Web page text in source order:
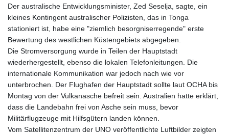
Der australische Entwicklungsminister, Zed Seselja, sagte, ein
kleines Kontingent australischer Polizisten, das in Tonga
stationiert ist, habe eine "ziemlich besorgniserregende" erste
Bewertung des westlichen Küstengebiets abgegeben.
Die Stromversorgung wurde in Teilen der Hauptstadt
wiederhergestellt, ebenso die lokalen Telefonleitungen. Die
internationale Kommunikation war jedoch nach wie vor
unterbrochen. Der Flughafen der Hauptstadt sollte laut OCHA bis
Montag von der Vulkanasche befreit sein. Australien hatte erklärt,
dass die Landebahn frei von Asche sein muss, bevor
Militärflugzeuge mit Hilfsgütern landen können.
Vom Satellitenzentrum der UNO veröffentlichte Luftbilder zeigten